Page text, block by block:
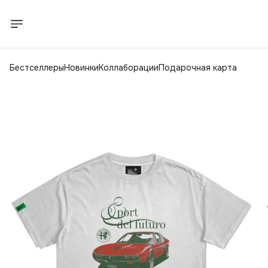
БестселлерыНовинкиКоллаборацииПодарочная карта